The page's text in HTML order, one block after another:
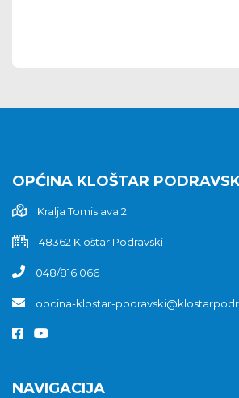
OPĆINA KLOŠTAR
Kralja Tomislava 2
48362 Kloštar Podravski
048/816 066
opcina-klostar-
NAVIGACIJA